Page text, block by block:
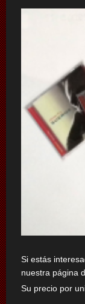
Si estás
nuestra página
Su precio por